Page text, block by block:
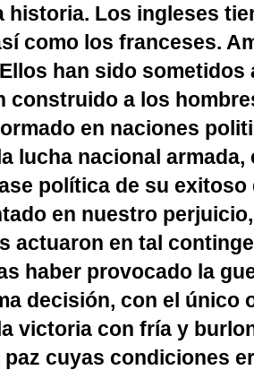
historia. Los ingleses
como los franceses.
han sido
construido a los
en naciones
lucha nacional
política de su
en nuestro
actuaron en tal
haber provocado la
decisión, con el único
victoria con fría y
cuyas condiciones